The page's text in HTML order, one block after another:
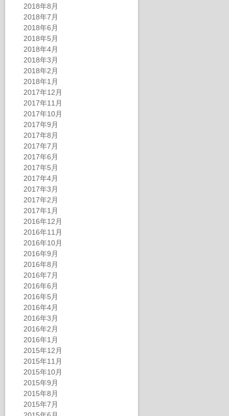
2018年8月
2018年7月
2018年6月
2018年5月
2018年4月
2018年3月
2018年2月
2018年1月
2017年12月
2017年11月
2017年10月
2017年9月
2017年8月
2017年7月
2017年6月
2017年5月
2017年4月
2017年3月
2017年2月
2017年1月
2016年12月
2016年11月
2016年10月
2016年9月
2016年8月
2016年7月
2016年6月
2016年5月
2016年4月
2016年3月
2016年2月
2016年1月
2015年12月
2015年11月
2015年10月
2015年9月
2015年8月
2015年7月